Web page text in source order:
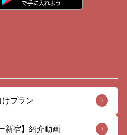
けプラン
新宿】紹介動画